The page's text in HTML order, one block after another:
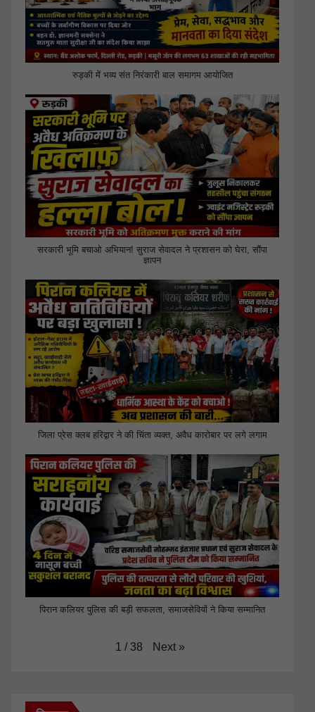
रुड़की में भव्य संत निरंकारी बाल समागम आयोजित
सरकारी भूमि बचाओ अभियान! सुराज सेवादल ने प्रशासन को घेरा, सौंपा
ज्ञापन
जिला प्रेस क्लब हरिद्वार ने की चिंता व्यक्त, अवैध कारोबार पर लगे लगाम
पिरान कलियर पुलिस की बड़ी सफलता, समाजसेवियों ने किया सम्मानित
1 / 38 Next »